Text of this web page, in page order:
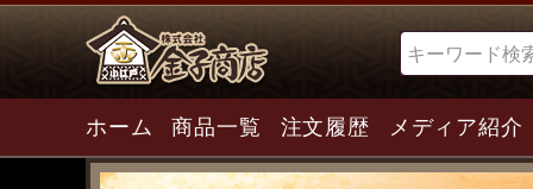
検索
ホーム 商品一覧 注文履歴 メディア紹介